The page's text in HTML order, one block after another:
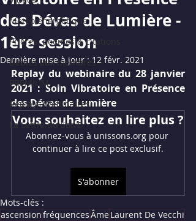
Météo énergétique
Prières, poèmes & citations
Dédiés aux membres
PREMIUM
Replays Webinaires
La Lettre du Son©
des Dévas de Lumière -
1ère session
Dernière mise à jour : 12 févr. 2021
Replay du webinaire du 28 janvier
2021 : Soin Vibratoire en Présence
des Dévas de Lumière
Vous souhaitez en lire plus ?
Abonnez-vous à unissons.org pour
continuer à lire ce post exclusif.
S'abonner
Mots-clés :
ascensionfréquencesÂmeLaurent De Vecchi